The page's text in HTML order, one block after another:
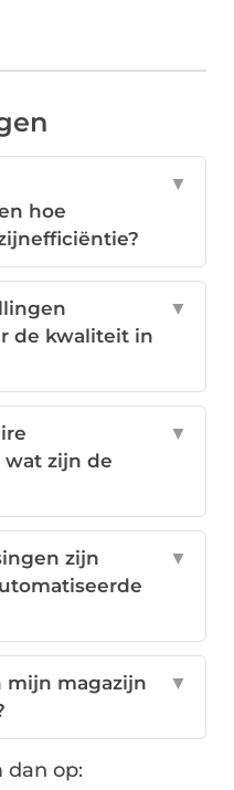
hoe
▼
de kwaliteit in
▼
zijn de
▼
zijn
▼
mijn magazijn
▼
dan op: